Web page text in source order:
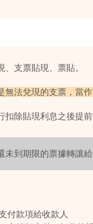
、支票貼現、票貼。
無法兌現的支票，當
除貼現利息之後提前
未到期限的票據轉讓
付款項給收款人